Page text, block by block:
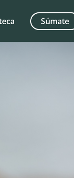
Súmate